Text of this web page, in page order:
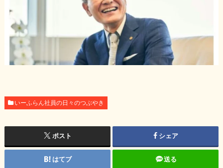
いーふらん社員の日々のつぶやき
ポスト シェア
はてブ 送る